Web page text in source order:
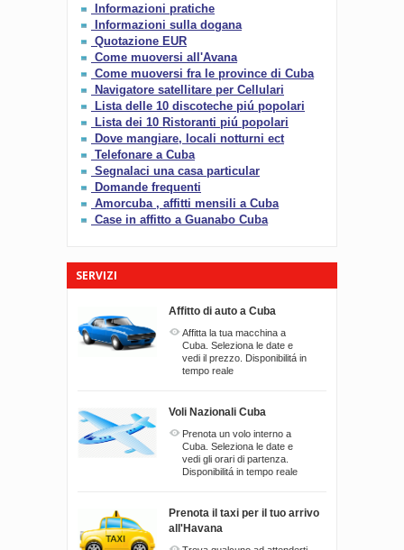
Informazioni pratiche
Informazioni sulla dogana
Quotazione EUR
Come muoversi all'Avana
Come muoversi fra le province di Cuba
Navigatore satellitare per Cellulari
Lista delle 10 discoteche piú popolari
Lista dei 10 Ristoranti piú popolari
Dove mangiare, locali notturni ect
Telefonare a Cuba
Segnalaci una casa particular
Domande frequenti
Amorcuba , affitti mensili a Cuba
Case in affitto a Guanabo Cuba
SERVIZI
Affitto di auto a Cuba
Affitta la tua macchina a
Cuba. Seleziona le date e
vedi il prezzo. Disponibilitá in
tempo reale
Voli Nazionali Cuba
Prenota un volo interno a
Cuba. Seleziona le date e
vedi gli orari di partenza.
Disponibilitá in tempo reale
Prenota il taxi per il tuo arrivo
all'Havana